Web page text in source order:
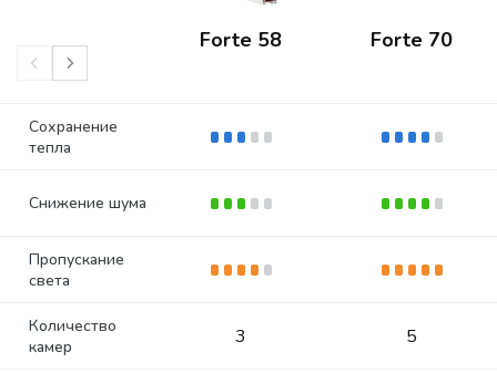
Forte 58 Forte 70
Сохранение
тепла
Снижение шума
Пропускание
света
Количество
камер
3 5